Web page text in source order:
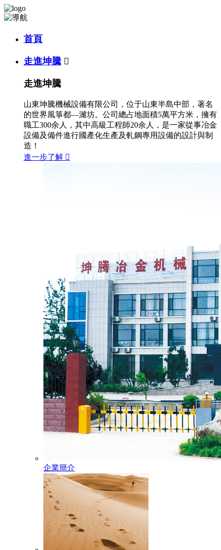
首頁
走進坤騰 
走進坤騰
山東坤騰機械設備有限公司，位于山東半島中部，著名
的世界風箏都—濰坊。公司總占地面積5萬平方米，擁有
職工300余人，其中高級工程師20余人，是一家從事冶金
設備及備件進行國產化生產及軋鋼專用設備的設計與制
造！
進一步了解 
企業簡介